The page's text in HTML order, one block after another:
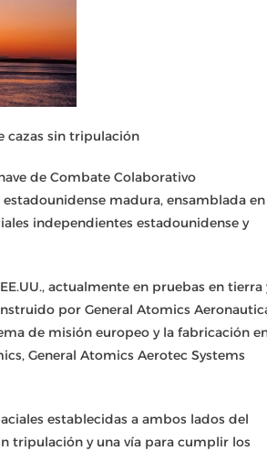
cazas sin tripulación
de Combate Colaborativo
madura, ensamblada en
independientes estadounidense y
actualmente en pruebas en tierra
por General Atomics
de misión europeo y la fabricación
General Atomics Aerotec Systems
establecidas a ambos lados del
tripulación y una vía para cumplir los